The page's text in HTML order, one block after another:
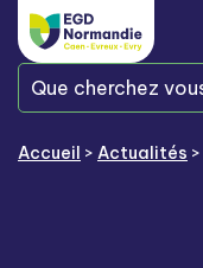
Accueil > Actualités >